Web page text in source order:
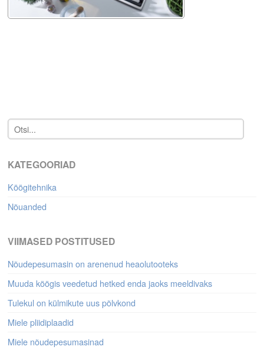
KATEGOORIAD
Köögitehnika
Nõuanded
VIIMASED POSTITUSED
Nõudepesumasin on arenenud heaolutooteks
Muuda köögis veedetud hetked enda jaoks meeldivaks
Tulekul on külmikute uus põlvkond
Miele pliidiplaadid
Miele nõudepesumasinad